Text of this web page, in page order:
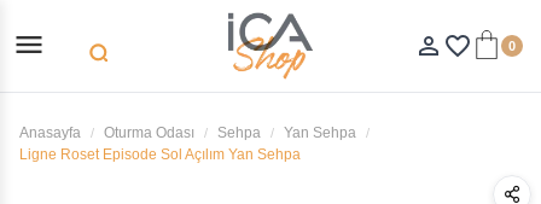
menu search person_outline favorite_border 0
Anasayfa Oturma Odası Sehpa
Yan Sehpa
Ligne Roset Episode Sol Açılım Yan Sehpa